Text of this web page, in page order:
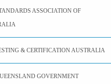
ASSOCIATION OF
& CERTIFICATION AUSTRALIA
GOVERNMENT